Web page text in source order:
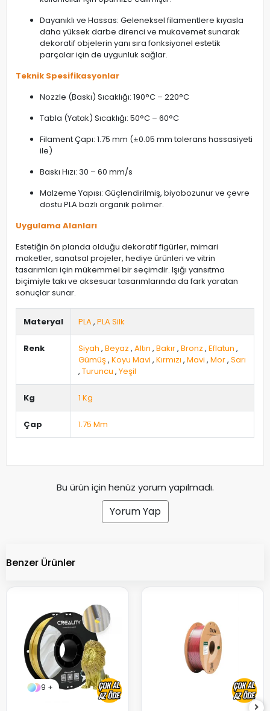
Dayanıklı ve Hassas: Geleneksel filamentlere kıyasla
daha yüksek darbe direnci ve mukavemet sunarak
dekoratif objelerin yanı sıra fonksiyonel estetik
parçalar için de uygunluk sağlar.
Teknik Spesifikasyonlar
Nozzle (Baskı) Sıcaklığı: 190°C – 220°C
Tabla (Yatak) Sıcaklığı: 50°C – 60°C
Filament Çapı: 1.75 mm (±0.05 mm tolerans hassasiyeti
ile)
Baskı Hızı: 30 – 60 mm/s
Malzeme Yapısı: Güçlendirilmiş, biyobozunur ve çevre
dostu PLA bazlı organik polimer.
Uygulama Alanları
Estetiğin ön planda olduğu dekoratif figürler, mimari
maketler, sanatsal projeler, hediye ürünleri ve vitrin
tasarımları için mükemmel bir seçimdir. Işığı yansıtma
biçimiyle takı ve aksesuar tasarımlarında da fark yaratan
sonuçlar sunar.
Materyal PLA, PLA Silk
Renk Siyah , Beyaz , Altın , Bakır, Bronz , Eflatun ,
Gümüş , Koyu Mavi , Kırmızı , Mavi , Mor, Sarı
, Turuncu , Yeşil
Kg 1 Kg
Çap 1.75 Mm
Bu ürün için henüz yorum yapılmadı.
Yorum Yap
Benzer Ürünler
9 +